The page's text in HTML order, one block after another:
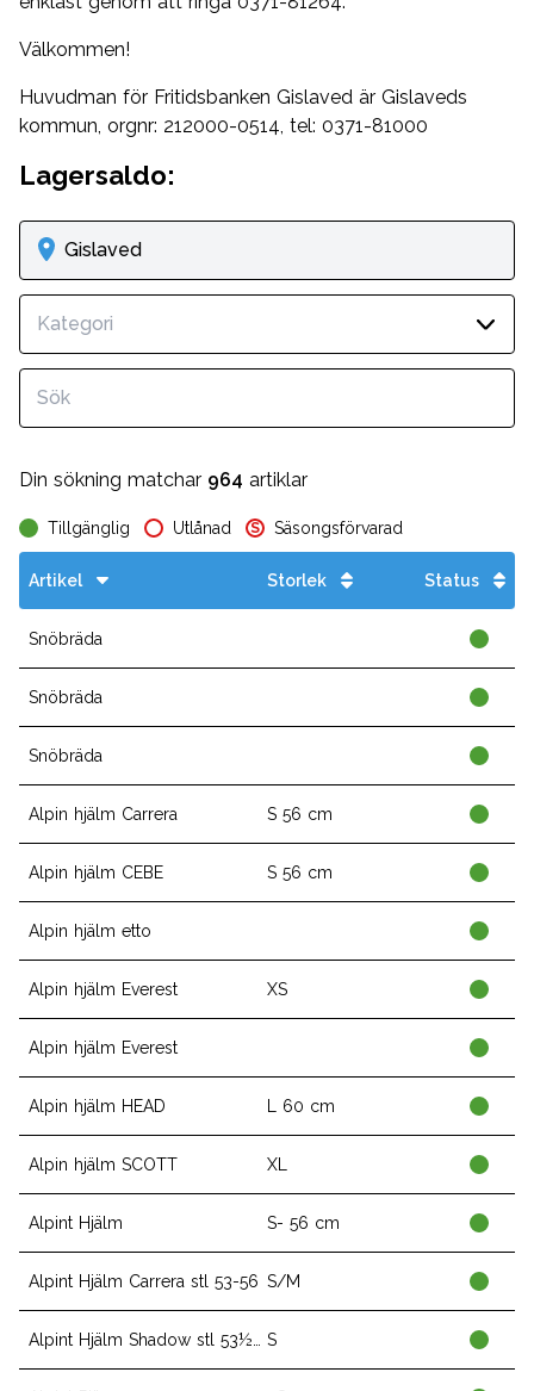
Välkommen!
Huvudman för Fritidsbanken Gislaved är Gislaveds
kommun, orgnr: 212000-0514, tel: 0371-81000
Lagersaldo:
Gislaved
Kategori
Din sökning matchar 964 artiklar
Tillgänglig Utlånad S Säsongsförvarad
Artikel Storlek Status
Snöbräda
Snöbräda
Snöbräda
Alpin hjälm Carrera S 56 cm
Alpin hjälm CEBE S 56 cm
Alpin hjälm etto
Alpin hjälm Everest XS
Alpin hjälm Everest
Alpin hjälm HEAD L 60 cm
Alpin hjälm SCOTT XL
Alpint Hjälm S- 56 cm
Alpint Hjälm Carrera stl 53-56 S/M
S